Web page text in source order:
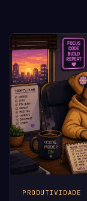
PRODUTIVIDADE